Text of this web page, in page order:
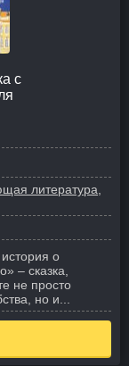
с
литература
о
– сказка,
не просто
но и...